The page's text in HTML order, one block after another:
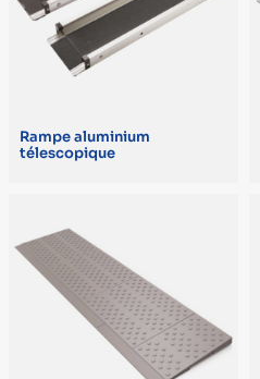
L. 183 x 25 x H.6 cm (1)
L. 31 x l. 25 x H.10 cm (1)
L. 75/100/122 cm (1)
13,1 kg (1)
14 kg (la paire) (1)
Rampe aluminium
télescopique